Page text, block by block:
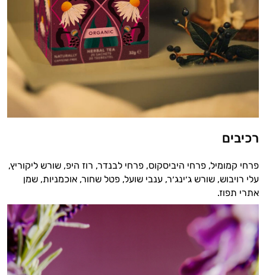
רכיבים
פרחי קמומיל, פרחי היביסקוס, פרחי לבנדר, רוז היפ, שורש ליקוריץ,
עלי רויבוש, שורש ג׳ינג׳ר, ענבי שועל, פטל שחור, אוכמניות, שמן
אתרי תפוז.